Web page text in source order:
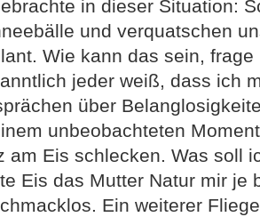
in dieser Situation:
und verquatschen
Wie kann das sein,
jeder weiß, dass ich
über
unbeobachteten
am Eis schlecken. Was soll
Eis das Mutter Natur mir je
Ein weiterer